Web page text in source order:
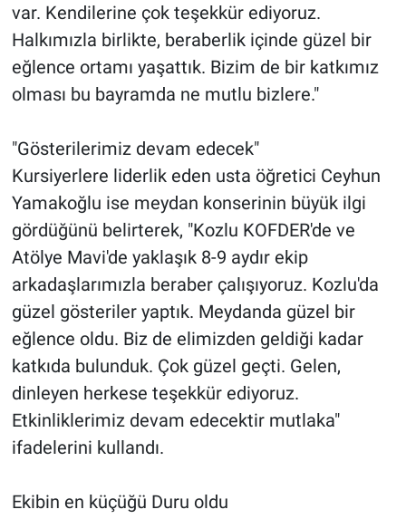
var. Kendilerine çok teşekkür ediyoruz.
Halkımızla birlikte, beraberlik içinde güzel bir
eğlence ortamı yaşattık. Bizim de bir katkımız
olması bu bayramda ne mutlu bizlere."
"Gösterilerimiz devam edecek"
Kursiyerlere liderlik eden usta öğretici Ceyhun
Yamakoğlu ise meydan konserinin büyük ilgi
gördüğünü belirterek, "Kozlu KOFDER'de ve
Atölye Mavi'de yaklaşık 8-9 aydır ekip
arkadaşlarımızla beraber çalışıyoruz. Kozlu'da
güzel gösteriler yaptık. Meydanda güzel bir
eğlence oldu. Biz de elimizden geldiği kadar
katkıda bulunduk. Çok güzel geçti. Gelen,
dinleyen herkese teşekkür ediyoruz.
Etkinliklerimiz devam edecektir mutlaka"
ifadelerini kullandı.
Ekibin en küçüğü Duru oldu